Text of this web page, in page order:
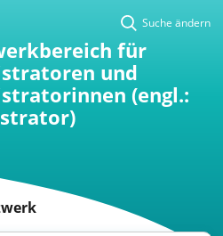
Suche ändern
für
und
(engl.: